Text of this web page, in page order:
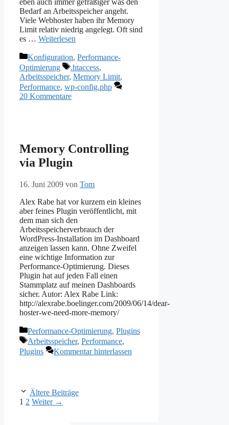
eben auch immer gefräßiger was den
Bedarf an Arbeitsspeicher angeht.
Viele Webhoster haben ihr Memory
Limit relativ niedrig angelegt. Oft sind
es … Weiterlesen
Kategorien
Konfiguration, Performance-
Optimierung
Schlagwörter
.htaccess,
Arbeitsspeicher, Memory Limit,
Performance, wp-config.php
20 Kommentare
Memory Controlling
via Plugin
16. Juni 2009 von Tom
Alex Rabe hat vor kurzem ein kleines
aber feines Plugin veröffentlicht, mit
dem man sich den
Arbeitsspeicherverbrauch der
WordPress-Installation im Dashboard
anzeigen lassen kann. Ohne Zweifel
eine wichtige Information zur
Performance-Optimierung. Dieses
Plugin hat auf jeden Fall einen
Stammplatz auf meinen Dashboards
sicher. Autor: Alex Rabe Link:
http://alexrabe.boelinger.com/2009/06/14/dear-
hoster-we-need-more-memory/
Kategorien
Performance-Optimierung, Plugins
Schlagwörter
Arbeitsspeicher, Performance,
Plugins
Kommentar hinterlassen
Ältere Beiträge
Seite
1 Seite
2 Weiter →